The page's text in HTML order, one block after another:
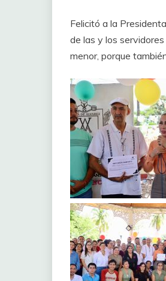
Felicitó a la
de las y los
menor, porque